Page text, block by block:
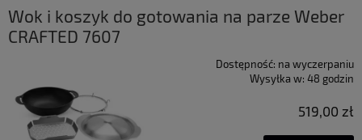
Wok i koszyk do gotowania na parze Weber
CRAFTED 7607
Dostępność: na wyczerpaniu
Wysyłka w: 48 godzin
519,00 zł